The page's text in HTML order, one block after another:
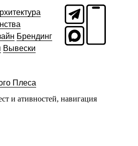
Брендинг
Вывески
Плеса
и ативностей, навигация